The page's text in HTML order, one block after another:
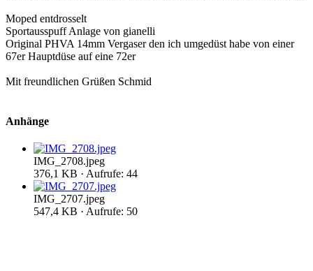
Moped entdrosselt
Sportausspuff Anlage von gianelli
Original PHVA 14mm Vergaser den ich umgedüst habe von einer
67er Hauptdüse auf eine 72er
Mit freundlichen Grüßen Schmid
Anhänge
IMG_2708.jpeg
376,1 KB · Aufrufe: 44
IMG_2707.jpeg
547,4 KB · Aufrufe: 50